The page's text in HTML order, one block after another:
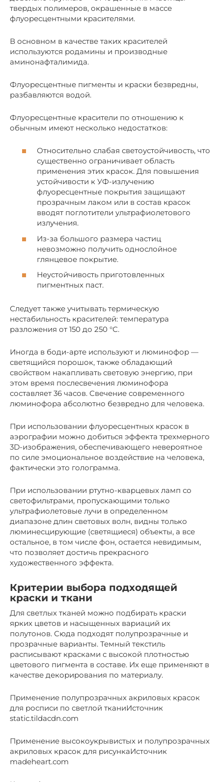
твердых полимеров, окрашенные в массе
флуоресцентными красителями.
В основном в качестве таких красителей
используются родамины и производные
аминонафталимида.
Флуоресцентные пигменты и краски безвредны,
разбавляются водой.
Флуоресцентные красители по отношению к
обычным имеют несколько недостатков:
Относительно слабая светоустойчивость, что
существенно ограничивает область
применения этих красок. Для повышения
устойчивости к УФ-излучению
флуоресцентные покрытия защищают
прозрачным лаком или в состав красок
вводят поглотители ультрафиолетового
излучения.
Из-за большого размера частиц
невозможно получить однослойное
глянцевое покрытие.
Неустойчивость приготовленных
пигментных паст.
Следует также учитывать термическую
нестабильность красителей: температура
разложения от 150 до 250 °С.
Иногда в боди-арте используют и люминофор —
светящийся порошок, также обладающий
свойством накапливать световую энергию, при
этом время послесвечения люминофора
составляет 36 часов. Свечение современного
люминофора абсолютно безвредно для человека.
При использовании флуоресцентных красок в
аэрографии можно добиться эффекта трехмерного
3D-изображения, обеспечивающего невероятное
по силе эмоциональное воздействие на человека,
фактически это голограмма.
При использовании ртутно-кварцевых ламп со
светофильтрами, пропускающими только
ультрафиолетовые лучи в определенном
диапазоне длин световых волн, видны только
люминесцирующие (светящиеся) объекты, а все
остальное, в том числе фон, остается невидимым,
что позволяет достичь прекрасного
художественного эффекта.
Критерии выбора подходящей
краски и ткани
Для светлых тканей можно подбирать краски
ярких цветов и насыщенных вариаций их
полутонов. Сюда подходят полупрозрачные и
прозрачные варианты. Темный текстиль
расписывают красками с высокой плотностью
цветового пигмента в составе. Их еще применяют в
качестве декорирования по материалу.
Применение полупрозрачных акриловых красок
для росписи по светлой тканиИсточник
static.tildacdn.com
Применение высокоукрывистых и полупрозрачных
акриловых красок для рисункаИсточник
madeheart.com